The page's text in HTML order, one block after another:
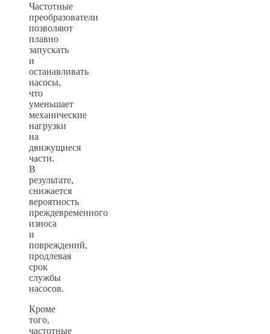
Частотные
преобразователи
позволяют
плавно
запускать
и
останавливать
насосы,
что
уменьшает
механические
нагрузки
на
движущиеся
части.
В
результате,
снижается
вероятность
преждевременного
износа
и
повреждений,
продлевая
срок
службы
насосов.
Кроме
того,
частотные